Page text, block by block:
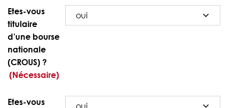
Etes-vous
titulaire
d’une bourse
nationale
(CROUS) ?
(Nécessaire)
Etes-vous